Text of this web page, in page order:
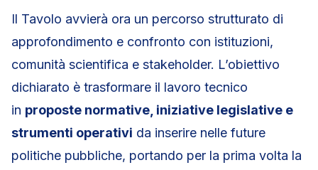
Il Tavolo avvierà ora un percorso strutturato di
approfondimento e confronto con istituzioni,
comunità scientifica e stakeholder. L’obiettivo
dichiarato è trasformare il lavoro tecnico
in proposte normative, iniziative legislative e
strumenti operativi da inserire nelle future
politiche pubbliche, portando per la prima volta la